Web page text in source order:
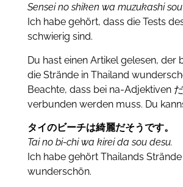
Sensei no shiken wa muzukashi
ch habe gehört, dass die Tests
schwierig sind.
Du hast einen Artikel gelesen, der
die Strände in Thailand
Beachte, dass bei na-Adjektiven
verbunden werden muss. Du
タイのビーチは綺麗だそうです。
Tai no bi-chi wa kirei da sou desu.
Ich habe gehört Thailands
wunderschön.